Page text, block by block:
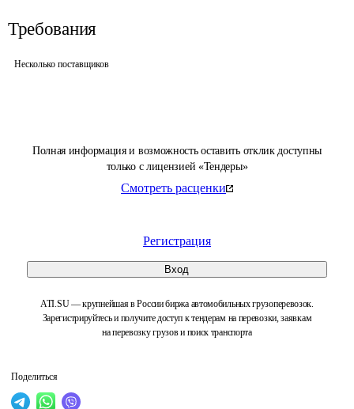
Полная информация и возможность оставить отклик доступны
только с лицензией «Тендеры»
Смотреть расценки
Регистрация
Вход
ATI.SU — крупнейшая в России биржа автомобильных грузоперевозок.
Зарегистрируйтесь и получите доступ к тендерам на перевозки, заявкам
на перевозку грузов и поиск транспорта
Поделиться
Требования
Несколько поставщиков